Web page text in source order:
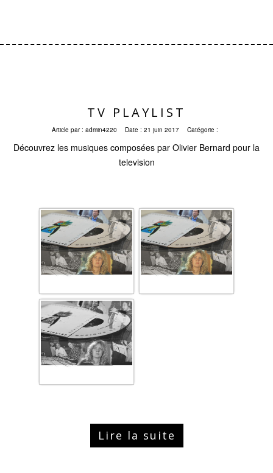
TV PLAYLIST
Article par : admin4220 Date : 21 juin 2017 Catégorie :
Découvrez les musiques composées par Olivier Bernard pour la
television
Lire la suite